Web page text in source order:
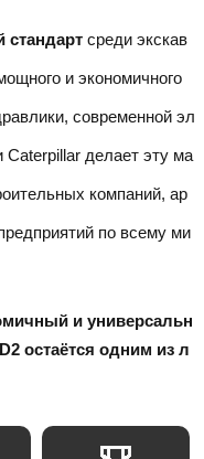
стандарт среди экскав
и экономичного
современной эл
Caterpillar делает эту ма
компаний, ар
по всему ми
и универсальн
остаётся одним из л